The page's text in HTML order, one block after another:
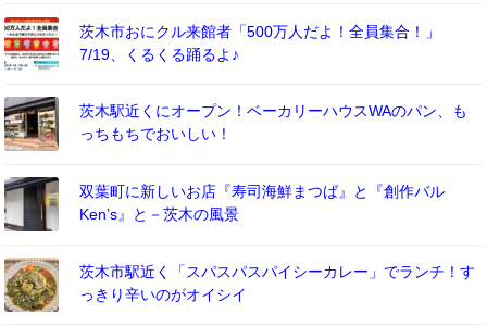
茨木市おにクル来館者「500万人だよ！全員集合！」
7/19、くるくる踊るよ♪
茨木駅近くにオープン！ベーカリーハウスWAのパン、も
っちもちでおいしい！
双葉町に新しいお店『寿司海鮮まつば』と『創作バル
Ken’s』と－茨木の風景
茨木市駅近く「スパスパスパイシーカレー」でランチ！す
っきり辛いのがオイシイ